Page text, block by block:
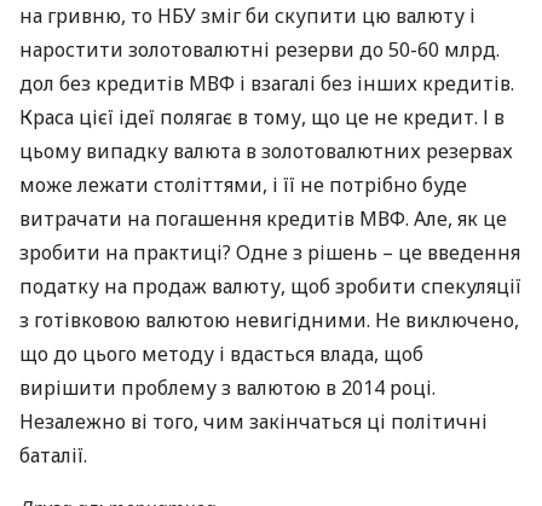
на гривню, то НБУзміг би скупити цю валюту і
наростити золотовалютні резерви до 50-60 млрд.
дол без кредитів МВФ і взагалі без інших кредитів.
Краса цієї ідеї полягає в тому, що це не кредит. І в
цьому випадку валюта в золотовалютних резервах
може лежати століттями, і її не потрібно буде
витрачати на погашення кредитів МВФ. Але, як це
зробити на практиці? Одне з рішень – це введення
податку на продаж валюту, щоб зробити спекуляції
з готівковою валютою невигідними. Не виключено,
що до цього методу і вдасться влада, щоб
вирішити проблему з валютою в 2014 році.
Незалежно ві того, чим закінчаться ці політичні
баталії.